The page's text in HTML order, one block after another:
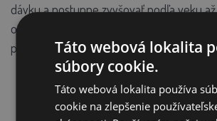
dávku a postupne zvyšovať podľa veku
odporúčanú dávku. Jedna plná polievková
približne 30 g krmiva.
Táto webová lokalita
súbory cookie.
Táto webová lokalita používa
cookie na zlepšenie